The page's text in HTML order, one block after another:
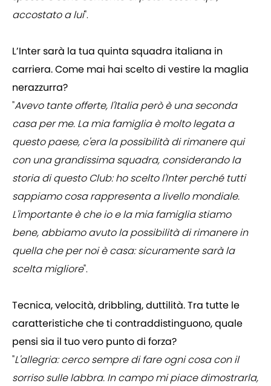
accostato a lui".
L’Inter sarà la tua quinta squadra italiana in
carriera. Come mai hai scelto di vestire la maglia
nerazzurra?
"Avevo tante offerte, l'Italia però è una seconda
casa per me. La mia famiglia è molto legata a
questo paese, c'era la possibilità di rimanere qui
con una grandissima squadra, considerando la
storia di questo Club: ho scelto l'Inter perché tutti
sappiamo cosa rappresenta a livello mondiale.
L'importante è che io e la mia famiglia stiamo
bene, abbiamo avuto la possibilità di rimanere in
quella che per noi è casa: sicuramente sarà la
scelta migliore".
Tecnica, velocità, dribbling, duttilità. Tra tutte le
caratteristiche che ti contraddistinguono, quale
pensi sia il tuo vero punto di forza?
"L'allegria: cerco sempre di fare ogni cosa con il
sorriso sulle labbra. In campo mi piace dimostrarla,